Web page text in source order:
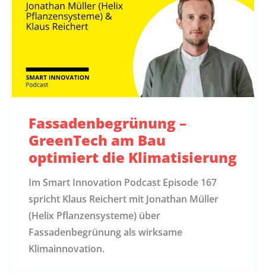
Fassadenbegrünung –
GreenTech am Bau
optimiert die Klimatisierung
Im Smart Innovation Podcast Episode 167
spricht Klaus Reichert mit Jonathan Müller
(Helix Pflanzensysteme) über
Fassadenbegrünung als wirksame
Klimainnovation.